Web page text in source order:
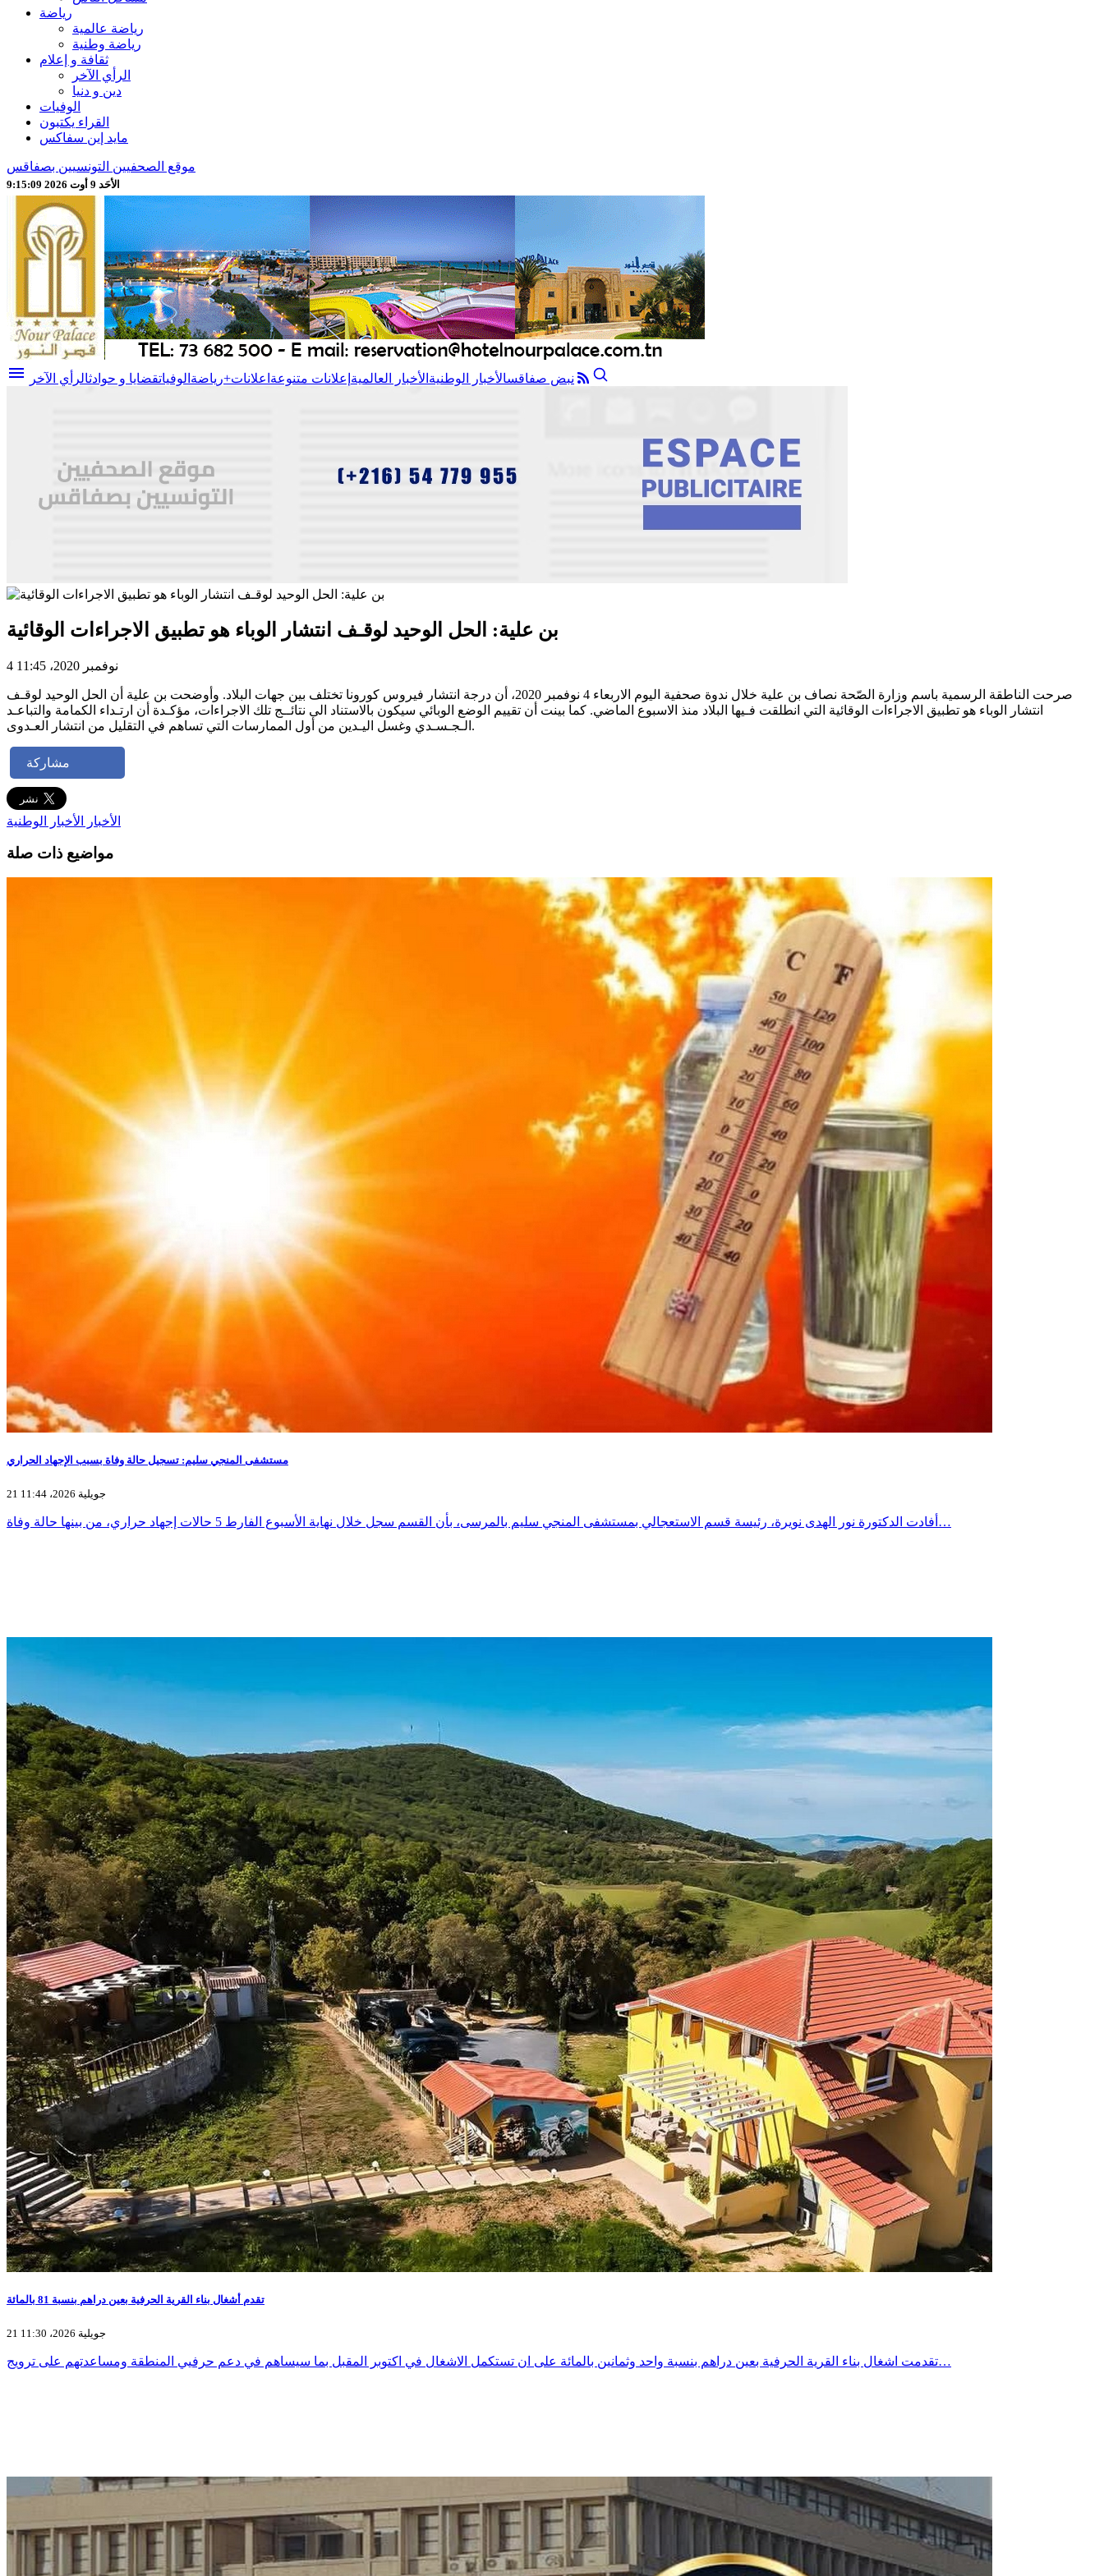
رياضة
رياضة عالمية
رياضة وطنية
ثقافة و إعلام
الرأي الآخر
دين و دنيا
الوفيات
القراء يكتبون
مايد إين سفاكس
موقع الصحفيين التونسيين بصفاقس
الأحَد 9 أوت 2026 9:15:11
menu نبض صفاقسالأخبار الوطنية الأخبار العالمية إعلانات متنوعة اعلانات+رياضة الوفياتقضايا و حوادثالرأي الآخر
بن علية: الحل الوحيد لوقـف انتشار الوباء هو تطبيق الاجراءات الوقائية
4 نوفمبر 2020، 11:45
صرحت الناطقة الرسمية باسم وزارة الصّحة نصاف بن علية خلال ندوة صحفية اليوم الاربعاء 4 نوفمبر 2020، أن درجة انتشار فيروس كورونا تختلف بين جهات البلاد. وأوضحت بن علية أن الحل الوحيد لوقـف
انتشار الوباء هو تطبيق الاجراءات الوقائية التي انطلقت فـيها البلاد منذ الاسبوع الماضي. كما بينت أن تقييم الوضع الوبائي سيكون بالاستناد الى نتائــج تلك الاجراءات، مؤكـدة أن ارتـداء الكمامة والتباعـد
الـجـسـدي وغسل اليـدين من أول الممارسات التي تساهم في التقليل من انتشار العـدوى.
مشاركة
الأخبار الأخبار الوطنية
مواضيع ذات صلة
مستشفى المنجي سليم: تسجيل حالة وفاة بسبب الإجهاد الحراري
21 جويلية 2026، 11:44
أفادت الدكتورة نور الهدى نويرة، رئيسة قسم الاستعجالي بمستشفى المنجي سليم بالمرسى، بأن القسم سجل خلال نهاية الأسبوع الفارط 5 حالات إجهاد حراري، من بينها حالة وفاة…
تقدم أشغال بناء القرية الحرفية بعين دراهم بنسبة 81 بالمائة
21 جويلية 2026، 11:30
تقدمت اشغال بناء القرية الحرفية بعين دراهم بنسبة واحد وثمانين بالمائة على ان تستكمل الاشغال في اكتوبر المقبل بما سيساهم في دعم حرفيي المنطقة ومساعدتهم على ترويج…